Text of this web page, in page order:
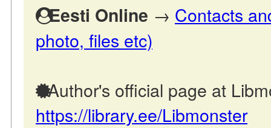
Eesti Online → Contacts
photo, files etc)
Author's official page at
https://library.ee/Libmonster